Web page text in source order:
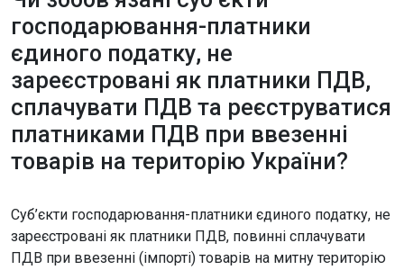
господарювання-платники
єдиного податку, не
зареєстровані як платники ПДВ,
сплачувати ПДВ та реєструватися
платниками ПДВ при ввезенні
товарів на територію України?
Суб’єкти господарювання-платники єдиного податку, не
зареєстровані як платники ПДВ, повинні сплачувати
ПДВ при ввезенні (імпорті) товарів на митну територію